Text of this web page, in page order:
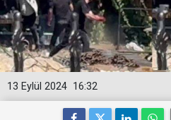
16:32
13 Eylül 2024